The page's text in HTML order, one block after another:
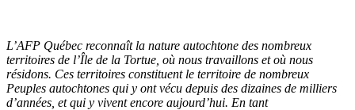
L’AFP Québec reconnaît la nature autochtone des nombreux
territoires de l’Île de la Tortue, où nous travaillons et où nous
résidons. Ces territoires constituent le territoire de nombreux
Peuples autochtones qui y ont vécu depuis des dizaines de milliers
d’années, et qui y vivent encore aujourd’hui. En tant